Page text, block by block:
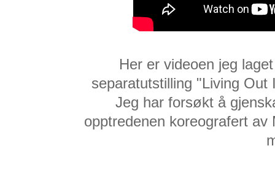
Her er videoen jeg
separatutstilling "Living
Jeg har forsøkt å
opptredenen koreografert